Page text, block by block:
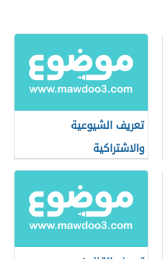
تعريف الشيوعية
والاشتراكية